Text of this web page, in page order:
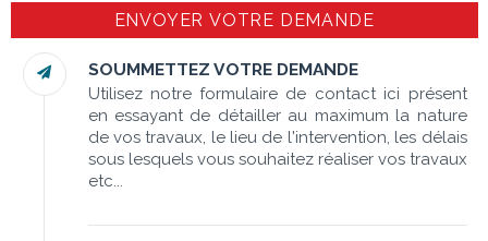
SOUMMETTEZ VOTRE DEMANDE
Utilisez notre formulaire de contact ici présent
en essayant de détailler au maximum la nature
de vos travaux, le lieu de l'intervention, les délais
sous lesquels vous souhaitez réaliser vos travaux
etc...